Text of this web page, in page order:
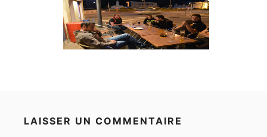
LAISSER UN COMMENTAIRE